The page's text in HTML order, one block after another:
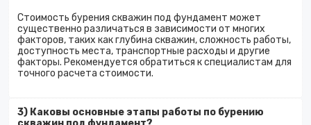
Стоимость бурения скважин под фундамент может
существенно различаться в зависимости от многих
факторов, таких как глубина скважин, сложность работы,
доступность места, транспортные расходы и другие
факторы. Рекомендуется обратиться к специалистам для
точного расчета стоимости.
3) Каковы основные этапы работы по бурению